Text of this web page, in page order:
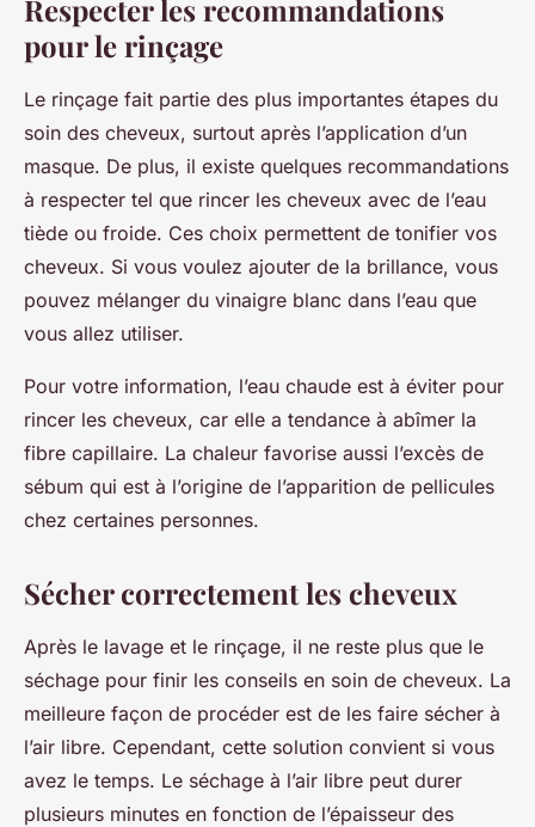
Respecter les recommandations
pour le rinçage
Le rinçage fait partie des plus importantes étapes du
soin des cheveux, surtout après l’application d’un
masque. De plus, il existe quelques recommandations
à respecter tel que rincer les cheveux avec de l’eau
tiède ou froide. Ces choix permettent de tonifier vos
cheveux. Si vous voulez ajouter de la brillance, vous
pouvez mélanger du vinaigre blanc dans l’eau que
vous allez utiliser.
Pour votre information, l’eau chaude est à éviter pour
rincer les cheveux, car elle a tendance à abîmer la
fibre capillaire. La chaleur favorise aussi l’excès de
sébum qui est à l’origine de l’apparition de pellicules
chez certaines personnes.
Sécher correctement les cheveux
Après le lavage et le rinçage, il ne reste plus que le
séchage pour finir les conseils en soin de cheveux. La
meilleure façon de procéder est de les faire sécher à
l’air libre. Cependant, cette solution convient si vous
avez le temps. Le séchage à l’air libre peut durer
plusieurs minutes en fonction de l’épaisseur des